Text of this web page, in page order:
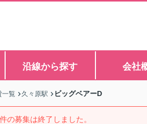
沿線から探す 会社
一覧 久々原駅 ビッグベアーD
の募集は終了しました。